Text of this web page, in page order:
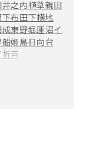
井之内植草親田
下布田下横地
成東野堀蓮沼イ
船姫島日向台
戸
猿尾
町高富